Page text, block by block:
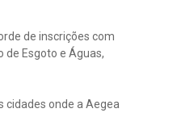
de inscrições com
de Esgoto e Águas,
cidades onde a Aegea